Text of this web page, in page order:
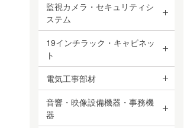
監視カメラ・セキュリティシ
ステム
19インチラック・キャビネッ
ト
電気工事部材
音響・映像設備機器・事務機
器